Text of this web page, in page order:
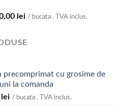
la
leiInterval
800,00 lei
4.300,00 lei
/ bucata . TVA inclus.
precomprimat cu grosime de
la comanda
leiInterval
/ bucata . TVA inclus.